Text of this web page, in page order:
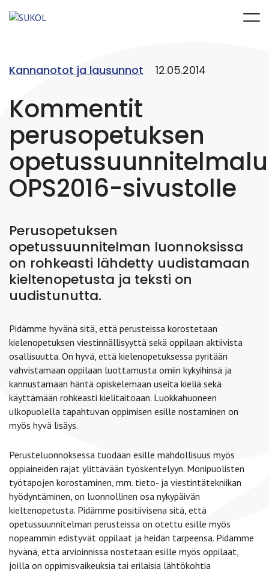
Kannanotot ja lausunnot 12.05.2014
Kommentit
perusopetuksen
OPS2016-sivustolle
Perusopetuksen
opetussuunnitelman luonnoksissa
on rohkeasti lähdetty uudistamaan
kieltenopetusta ja teksti on
uudistunutta.
Pidämme hyvänä sitä, että perusteissa korostetaan
kielenopetuksen viestinnällisyyttä sekä oppilaan aktiivista
osallisuutta. On hyvä, että kielenopetuksessa pyritään
vahvistamaan oppilaan luottamusta omiin kykyihinsä ja
kannustamaan häntä opiskelemaan useita kieliä sekä
käyttämään rohkeasti kielitaitoaan. Luokkahuoneen
ulkopuolella tapahtuvan oppimisen esille nostaminen on
myös hyvä lisäys.
Perusteluonnoksessa tuodaan esille mahdollisuus myös
oppiaineiden rajat ylittävään työskentelyyn. Monipuolisten
työtapojen korostaminen, mm. tieto- ja viestintätekniikan
hyödyntäminen, on luonnollinen osa nykypäivän
kieltenopetusta. Pidämme positiivisena sitä, että
opetussuunnitelman perusteissa on otettu esille myös
nopeammin edistyvät oppilaat ja heidän tarpeensa. Pidämme
hyvänä, että arvioinnissa nostetaan esille myös oppilaat,
joilla on oppimisvaikeuksia tai erilaisia lähtökohtia